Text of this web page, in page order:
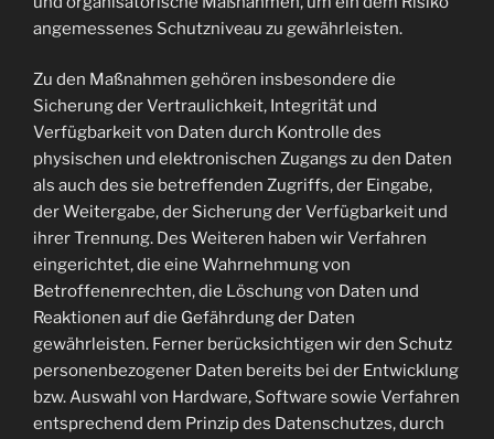
angemessenes Schutzniveau zu gewährleisten.
Zu den Maßnahmen gehören insbesondere die
Sicherung der Vertraulichkeit, Integrität und
Verfügbarkeit von Daten durch Kontrolle des
physischen und elektronischen Zugangs zu den Daten
als auch des sie betreffenden Zugriffs, der Eingabe,
der Weitergabe, der Sicherung der Verfügbarkeit und
ihrer Trennung. Des Weiteren haben wir Verfahren
eingerichtet, die eine Wahrnehmung von
Betroffenenrechten, die Löschung von Daten und
Reaktionen auf die Gefährdung der Daten
gewährleisten. Ferner berücksichtigen wir den Schutz
personenbezogener Daten bereits bei der Entwicklung
bzw. Auswahl von Hardware, Software sowie Verfahren
entsprechend dem Prinzip des Datenschutzes, durch